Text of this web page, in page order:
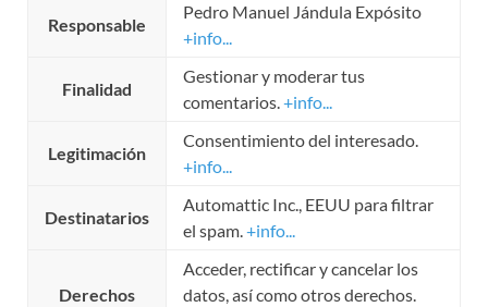
Responsable
Pedro Manuel Jándula Expósito
+info...
Finalidad
Gestionar y moderar tus
comentarios.+info...
Legitimación
Consentimiento del interesado.
+info...
Destinatarios
Automattic Inc., EEUU para filtrar
el spam.+info...
Derechos
Acceder, rectificar y cancelar los
datos, así como otros derechos.